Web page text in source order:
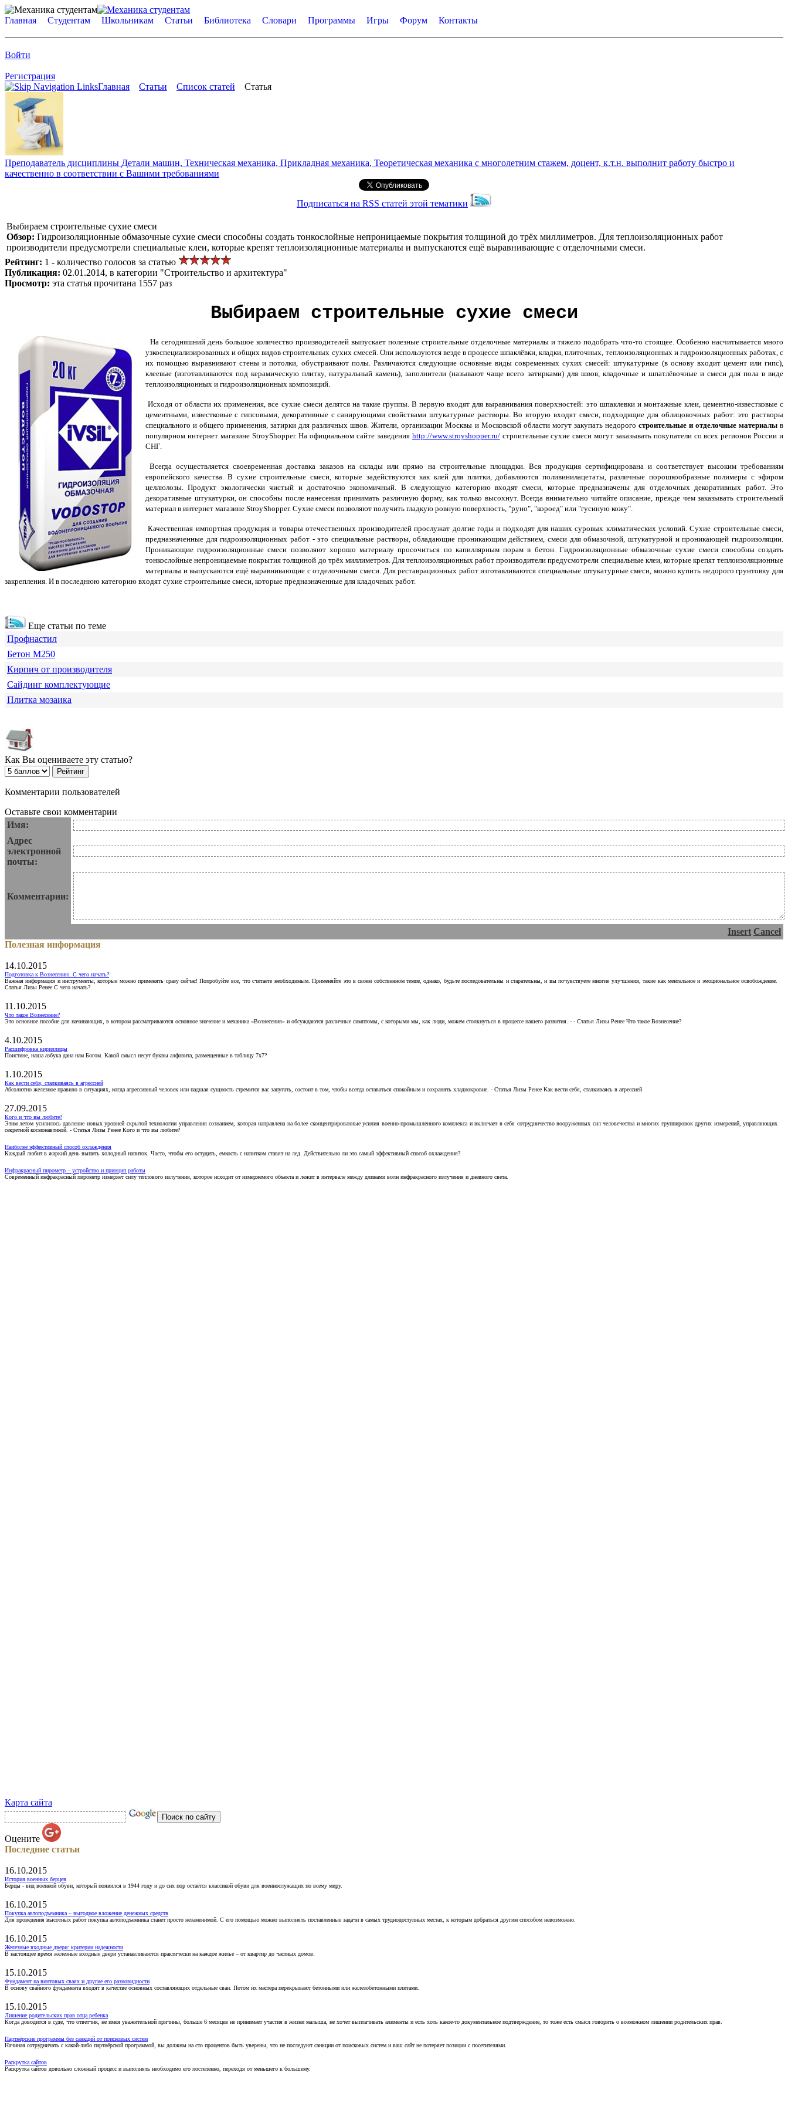
Главная Студентам Школьникам Статьи Библиотека Словари Программы Игры Форум Контакты
Войти
Регистрация
Главная
Статьи Список статей Статья
Преподаватель дисциплины Детали машин, Техническая механика, Прикладная механика, Теоретическая механика с многолетним стажем, доцент, к.т.н. выполнит работу быстро и
качественно в соответствии с Вашими требованиями
Подписаться на RSS статей этой тематики
Выбираем строительные сухие смеси
Обзор: Гидроизоляционные обмазочные сухие смеси способны создать тонкослойные непроницаемые покрытия толщиной до трёх миллиметров. Для теплоизоляционных работ
производители предусмотрели специальные клеи, которые крепят теплоизоляционные материалы и выпускаются ещё выравнивающие с отделочными смеси.
Рейтинг: 1 - количество голосов за статью
Публикация: 02.01.2014, в категории "Строительство и архитектура"
Просмотр: эта статья прочитана 1557 раз
Выбираем строительные сухие смеси
На сегодняшний день большое количество производителей выпускает полезные строительные отделочные материалы и тяжело подобрать что-то стоящее. Особенно насчитывается много
узкоспециализированных и общих видов строительных сухих смесей. Они используются везде в процессе шпаклёвки, кладки, плиточных, теплоизоляционных и гидроизоляционных работах, с
их помощью выравнивают стены и потолки, обустраивают полы. Различаются следующие основные виды современных сухих смесей: штукатурные (в основу входит цемент или гипс),
клеевые (изготавливаются под керамическую плитку, натуральный камень), заполнители (называют чаще всего затирками) для швов, кладочные и шпатлёвочные и смеси для пола в виде
теплоизоляционных и гидроизоляционных композиций.
Исходя от области их применения, все сухие смеси делятся на такие группы. В первую входят для выравнивания поверхностей: это шпаклевки и монтажные клеи, цементно-известковые с
цементными, известковые с гипсовыми, декоративные с санирующими свойствами штукатурные растворы. Во вторую входят смеси, подходящие для облицовочных работ: это растворы
специального и общего применения, затирки для различных швов. Жители, организации Москвы и Московской области могут закупать недорого строительные и отделочные материалыв
популярном интернет магазине StroyShopper. На официальном сайте заведения http://www.stroyshopper.ru/строительные сухие смеси могут заказывать покупатели со всех регионов России и
СНГ.
Всегда осуществляется своевременная доставка заказов на склады или прямо на строительные площадки. Вся продукция сертифицирована и соответствует высоким требованиям
европейского качества. В сухие строительные смеси, которые задействуются как клей для плитки, добавляются поливинилацетаты, различные порошкообразные полимеры с эфиром
целлюлозы. Продукт экологически чистый и достаточно экономичный. В следующую категорию входят смеси, которые предназначены для отделочных декоративных работ. Это
декоративные штукатурки, он способны после нанесения принимать различную форму, как только высохнут. Всегда внимательно читайте описание, прежде чем заказывать строительный
материал в интернет магазине StroyShopper. Сухие смеси позволяют получить гладкую ровную поверхность, "руно", "короед" или "гусиную кожу".
Качественная импортная продукция и товары отечественных производителей прослужат долгие годы и подходят для наших суровых климатических условий. Сухие строительные смеси,
предназначенные для гидроизоляционных работ - это специальные растворы, обладающие проникающим действием, смеси для обмазочной, штукатурной и проникающей гидроизоляции.
Проникающие гидроизоляционные смеси позволяют хорошо материалу просочиться по капиллярным порам в бетон. Гидроизоляционные обмазочные сухие смеси способны создать
тонкослойные непроницаемые покрытия толщиной до трёх миллиметров. Для теплоизоляционных работ производители предусмотрели специальные клеи, которые крепят теплоизоляционные
материалы и выпускаются ещё выравнивающие с отделочными смеси. Для реставрационных работ изготавливаются специальные штукатурные смеси, можно купить недорого грунтовку для
закрепления. И в последнюю категорию входят сухие строительные смеси, которые предназначенные для кладочных работ.
Еще статьи по теме
Профнастил
Бетон М250
Кирпич от производителя
Сайдинг комплектующие
Плитка мозаика
Как Вы оцениваете эту статью?
Комментарии пользователей
Оставьте свои комментарии
Имя:
Адрес
электронной
почты:
Комментарии:
Insert Cancel
Полезная информация
14.10.2015
Подготовка к Вознесению. С чего начать?
Важная информация и инструменты, которые можно применять сразу сейчас! Попробуйте все, что считаете необходимым. Применяйте это в своем собственном темпе, однако, будьте последовательны и старательны, и вы почувствуете многие улучшения, такие как ментальное и эмоциональное освобождение.
Статья Лизы Ренее С чего начать?
11.10.2015
Что такое Вознесение?
Это основное пособие для начинающих, в котором рассматриваются основное значение и механика «Вознесения» и обсуждаются различные симптомы, с которыми мы, как люди, можем столкнуться в процессе нашего развития. - - Статья Лизы Ренее Что такое Вознесение?
4.10.2015
Расшифровка кириллицы
Поистине, наша азбука дана нам Богом. Какой смысл несут буквы алфавита, размещенные в таблицу 7х7?
1.10.2015
Как вести себя, сталкиваясь в агрессией
Абсолютно железное правило в ситуациях, когда агрессивный человек или падшая сущность стремится вас запугать, состоит в том, чтобы всегда оставаться спокойным и сохранять хладнокровие. - Статья Лизы Ренее Как вести себя, сталкиваясь в агрессией
27.09.2015
Кого и что вы любите?
Этим летом усилилось давление новых уровней скрытой технологии управления сознанием, которая направлена на более сконцентрированные усилия военно-промышленного комплекса и включает в себя сотрудничество вооруженных сил человечества и многих группировок других измерений, управляющих
секретной космонавтикой. - Статья Лизы Ренее Кого и что вы любите?
Наиболее эффективный способ охлаждения
Каждый любит в жаркий день выпить холодный напиток. Часто, чтобы его остудить, емкость с напитком ставят на лед. Действительно ли это самый эффективный способ охлаждения?
Инфракрасный пирометр – устройство и принцип работы
Современный инфракрасный пирометр измеряет силу теплового излучения, которое исходит от измеряемого объекта и лежит в интервале между длинами волн инфракрасного излучения и дневного света.
Карта сайта
Оцените
Последние статьи
16.10.2015
История военных берцев
Берцы - вид военной обуви, который появился в 1944 году и до сих пор остаётся классикой обуви для военнослужащих по всему миру.
16.10.2015
Покупка автоподъемника – выгодное вложение денежных средств
Для проведения высотных работ покупка автоподъемника станет просто незаменимой. С его помощью можно выполнять поставленные задачи в самых труднодоступных местах, к которым добраться другим способом невозможно.
16.10.2015
Железные входные двери: критерии надежности
В настоящее время железные входные двери устанавливаются практически на каждое жилье – от квартир до частных домов.
15.10.2015
Фундамент на винтовых сваях и другие его разновидности
В основу свайного фундамента входят в качестве основных составляющих отдельные сваи. Потом их мастера перекрывают бетонными или железобетонными плитами.
15.10.2015
Лишение родительских прав отца ребенка
Когда доводится в суде, что ответчик, не имея уважительной причины, больше 6 месяцев не принимает участия в жизни малыша, не хочет выплачивать алименты и есть хоть какое-то документальное подтверждение, то тоже есть смысл говорить о возможном лишении родительских прав.
Партнёрские программы без санкций от поисковых систем
Начиная сотрудничать с какой-либо партнёрской программой, вы должны на сто процентов быть уверены, что не последуют санкции от поисковых систем и ваш сайт не потеряет позиции с посетителями.
Раскрутка сайтов
Раскрутка сайтов довольно сложный процесс и выполнять необходимо его постепенно, переходя от меньшего к большему.